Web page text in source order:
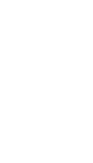
ସଘନ କପା
୭୦ ଡବ୍ଲୁ.ଜି
ସଂକ୍ରମଣ
ଉଚ୍ଚ ତାପମାତ୍ରା
ସମ୍ଭାବନା ରହିଛି ।
Prophenophos
କେନ୍ତୁ ।
ଅମଳ କରି
ଶୁଖାନ୍ତୁ